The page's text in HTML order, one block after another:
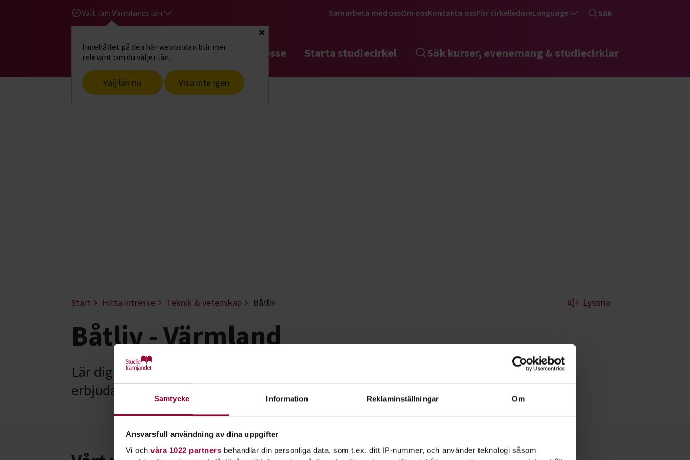
Samtycke Information Reklaminställningar Om
Ansvarsfull användning av dina uppgifter
Vi och våra 1022 partners behandlar din personliga data, som t.ex. ditt IP-nummer, och använder teknologi såsom
Valt län: Värmlands län
Innehållet på den här webbsidan blir mer
relevant om du väljer län.
Välj län nu Visa inte igen
Stäng
Samarbeta med ossOm ossKontakta ossFör cirkelledareLanguage Sök
Gå till studiefrämjandets startsidaHitta intresse Starta studiecirkel Sök kurser, evenemang & studiecirklar
Start Hitta intresse Teknik & vetenskap Båtliv Lyssna
Båtliv - Värmland
Lär dig mer om båtliv. Livet till sjöss och till havs har många fina stunder att
erbjuda. Studiefrämjandet hjälper dig vidare.